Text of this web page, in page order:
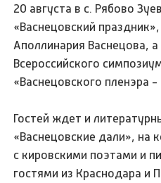
20 августа в с. Рябово
«Васнецовский
Аполлинария Васнецова,
Всероссийского
«Васнецовского пленэра -
Гостей ждет и
«Васнецовские дали», на
с кировскими поэтами и
гостями из Краснодара и